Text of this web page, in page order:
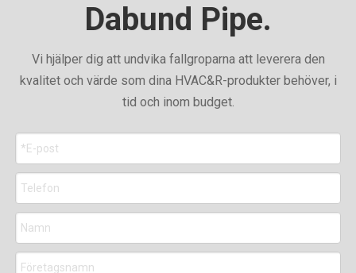
Dabund Pipe.
Vi hjälper dig att undvika fallgroparna att leverera den
kvalitet och värde som dina HVAC&R-produkter behöver, i
tid och inom budget.